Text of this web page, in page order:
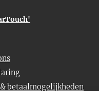
& betaalmogelijkheden